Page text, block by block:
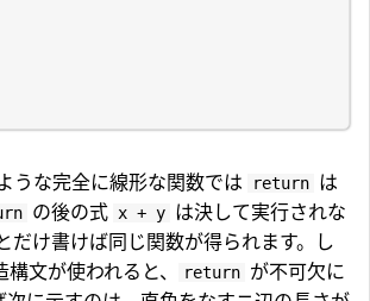
うな完全に線形な関数では return は
の後の式 x + y は決して実行されな
だけ書けば同じ関数が得られます。し
文が使われると、
return が不可欠に